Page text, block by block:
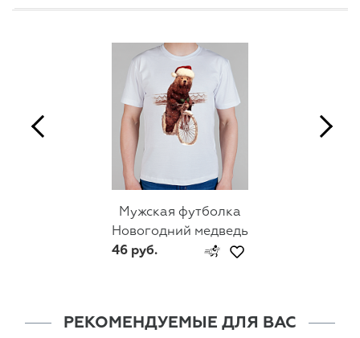
Мужская футболка
Новогодний медведь
46 руб.
РЕКОМЕНДУЕМЫЕ ДЛЯ ВАС